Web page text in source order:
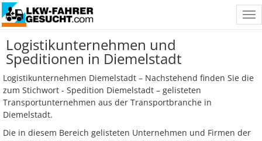
Logistikunternehmen und
Speditionen in Diemelstadt
Logistikunternehmen Diemelstadt – Nachstehend finden Sie die
zum Stichwort - Spedition Diemelstadt – gelisteten
Transportunternehmen aus der Transportbranche in
Diemelstadt.
Die in diesem Bereich gelisteten Unternehmen und Firmen der